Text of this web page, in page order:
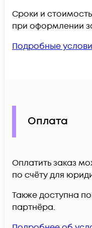
Сроки и
при оформлении
Подробные
Оплата
Оплатить заказ
по счёту для
Также доступна
партнёра.